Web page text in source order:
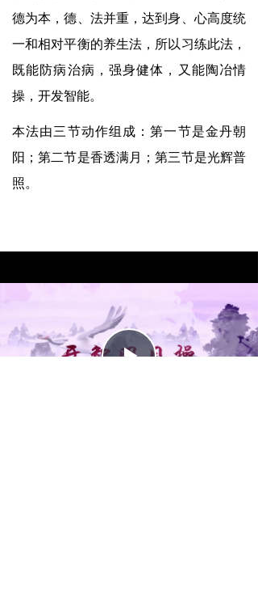
德为本，德、法并重，达到身、心高度统
一和相对平衡的养生法，所以习练此法，
既能防病治病，强身健体，又能陶冶情
操，开发智能。
本法由三节动作组成：第一节是金丹朝
阳；第二节是香透满月；第三节是光辉普
照。
Play